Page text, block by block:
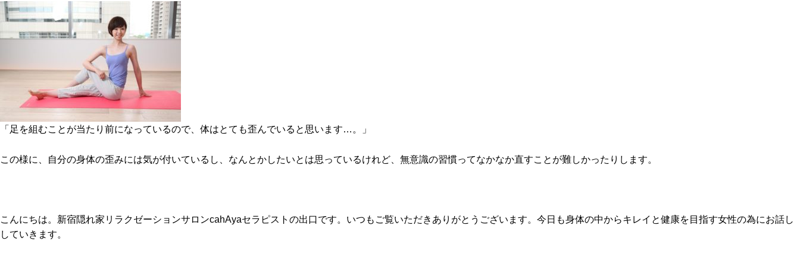
o
k
e
l
「足を組むことが当たり前になっているので、体はとても歪んでいると思います…。」
この様に、自分の身体の歪みには気が付いているし、なんとかしたいとは思っているけれど、無意識の習慣ってなかなか直すことが難しかったりします。
こんにちは。新宿隠れ家リラクゼーションサロンcahAyaセラピストの出口です。いつもご覧いただきありがとうございます。今日も身体の中からキレイと健康を目指す女性の為にお話し
していきます。